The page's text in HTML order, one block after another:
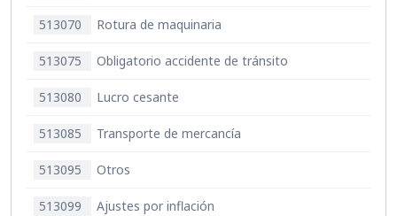
513070 Rotura de maquinaria
513075 Obligatorio accidente de tránsito
513080 Lucro cesante
513085 Transporte de mercancía
513095 Otros
513099 Ajustes por inflación